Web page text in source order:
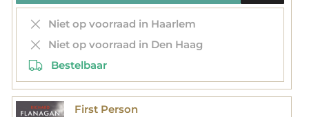
Niet op voorraad in Haarlem
Niet op voorraad in Den Haag
Bestelbaar
First Person